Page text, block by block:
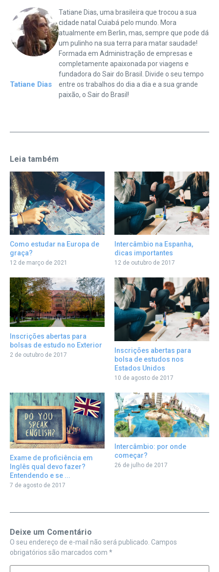
Tatiane Dias
Tatiane Dias, uma brasileira que trocou a sua
cidade natal Cuiabá pelo mundo. Mora
atualmente em Berlin, mas, sempre que pode dá
um pulinho na sua terra para matar saudade!
Formada em Administração de empresas e
completamente apaixonada por viagens e
fundadora do Sair do Brasil. Divide o seu tempo
entre os trabalhos do dia a dia e a sua grande
paixão, o Sair do Brasil!
Leia também
Como estudar na Europa de
graça?
12 de março de 2021
Intercâmbio na Espanha,
dicas importantes
12 de outubro de 2017
Inscrições abertas para
bolsas de estudo no Exterior
2 de outubro de 2017
Inscrições abertas para
bolsa de estudos nos
Estados Unidos
10 de agosto de 2017
Exame de proficiência em
Inglês qual devo fazer?
Entendendo e se ...
7 de agosto de 2017
Intercâmbio: por onde
começar?
26 de julho de 2017
Deixe um Comentário
O seu endereço de e-mail não será publicado. Campos
obrigatórios são marcados com *